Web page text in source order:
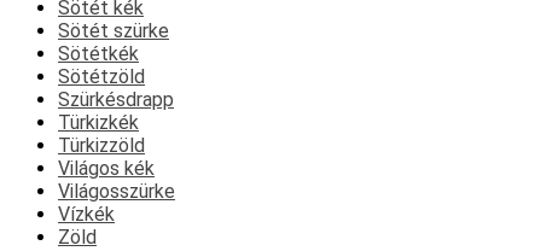
Sötét kék
Sötét szürke
Sötétkék
Sötétzöld
Szürkésdrapp
Türkizkék
Türkizzöld
Világos kék
Világosszürke
Vízkék
Zöld